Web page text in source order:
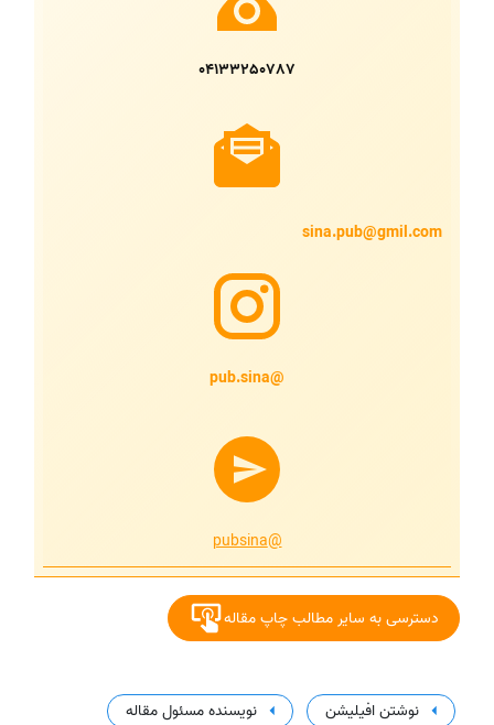
04133250787
sina.pub@gmil.com
@pub.sina
@pubsina
دسترسی به سایر مطالب چاپ مقاله
نوشتن افیلیشن نویسنده مسئول مقاله